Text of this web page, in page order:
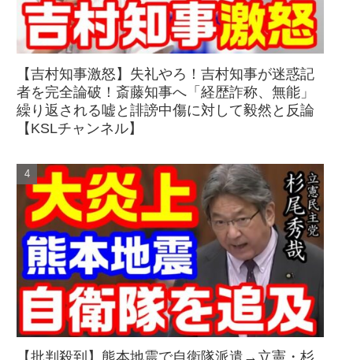
【吉村知事激怒】失礼やろ！吉村知事が迷惑記
者を完全論破！斎藤知事へ「経歴詐称、無能」
繰り返される嘘と誹謗中傷に対して毅然と反論
【KSLチャンネル】